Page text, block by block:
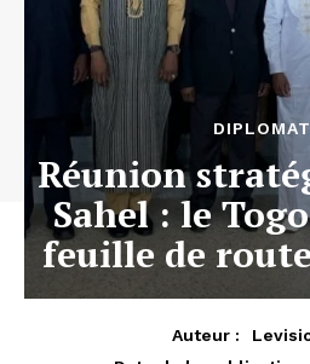
Réunion
Sahel : le
feuille de
Auteur :